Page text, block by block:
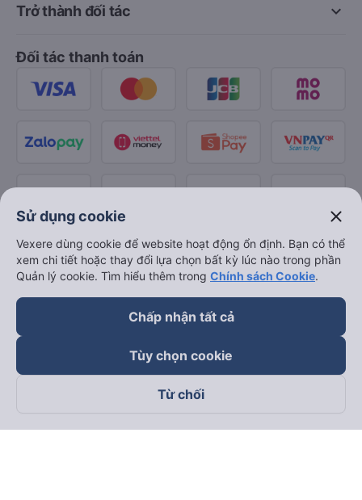
keyboard_arrow_down
Trở thành đối tác
Đối tác thanh toán
Theo dõi chúng tôi trên
Sử dụng cookie close
Vexere dùng cookie để website hoạt động ổn định. Bạn có thể
xem chi tiết hoặc thay đổi lựa chọn bất kỳ lúc nào trong phần
Quản lý cookie. Tìm hiểu thêm trong Chính sách Cookie.
Chấp nhận tất cả
Tùy chọn cookie
Từ chối